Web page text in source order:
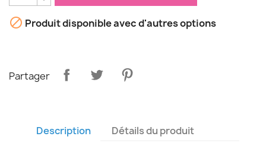
 Produit disponible avec d'autres options
Partager
Description Détails du produit